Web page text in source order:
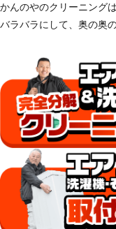
かんのやのクリーニング
バラバラにして、奥の奥